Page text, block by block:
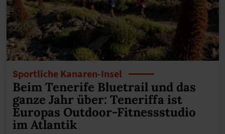
Sportliche Kanaren-Insel
Beim Tenerife Bluetrail und das
ganze Jahr über: Teneriffa ist
Europas Outdoor-Fitnessstudio
im Atlantik